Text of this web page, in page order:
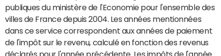
publiques du ministère de l'Economie pour l'ensemble des
villes de France depuis 2004. Les années mentionnées
dans ce service correspondent aux années de paiement
de l'impôt sur le revenu, calculé en fonction des revenus
déclarés pour l'année précédente. Les impôts de l'année